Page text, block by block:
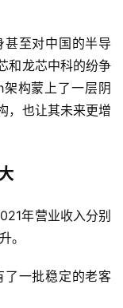
至对中国的半导
和龙芯中科的纷争
构蒙上了一层阴
，也让其未来更增
年营业收入分别
。
一批稳定的老客